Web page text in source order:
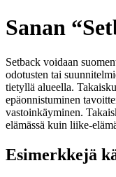
Sanan
Setback voidaan
odotusten tai
tietyllä alueella.
epäonnistuminen
vastoinkäyminen.
elämässä kuin liike-
Esimerkkejä